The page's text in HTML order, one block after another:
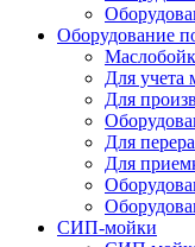
Оборудование
Для учета
Для
Для
Для
СИП-мойки